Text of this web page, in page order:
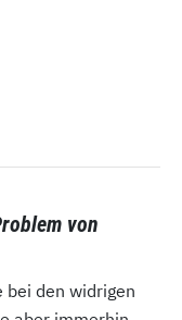
von
bei den widrigen